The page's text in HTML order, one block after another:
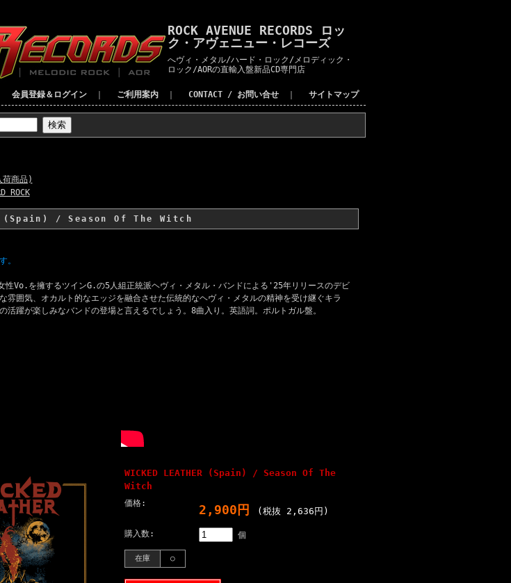
ROCK AVENUE RECORDS ロッ
ク・アヴェニュー・レコーズ
へヴィ・メタル/ハード・ロック/メロディック・
ロック/AORの直輸入盤新品CD専門店
会員登録＆ログイン ご利用案内 CONTACT / お問い合せ サイトマップ
商品)
ROCK
(Spain) / Season Of The Witch
。
性Vo.を擁するツインG.の5人組正統派ヘヴィ・メタル・バンドによる'25年リリースのデビ
雰囲気、オカルト的なエッジを融合させた伝統的なヘヴィ・メタルの精神を受け継ぐキラ
活躍が楽しみなバンドの登場と言えるでしょう。8曲入り。英語詞。ポルトガル盤。
WICKED LEATHER (Spain) / Season Of The
Witch
価格: 2,900円 (税抜 2,636円)
購入数: 個
在庫 ○